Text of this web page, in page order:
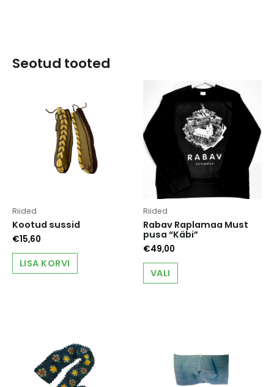
Seotud tooted
Riided
Kootud sussid
€15,60
LISA KORVI
Riided
Rabav Raplamaa Must
pusa “Käbi”
€49,00
VALI
This
be
chosen